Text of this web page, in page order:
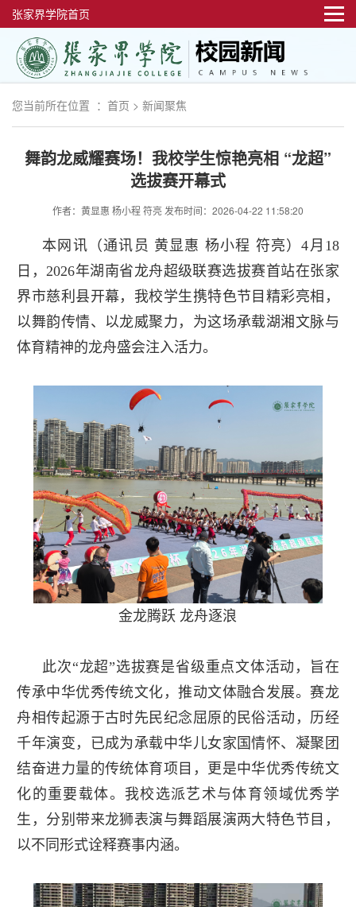
张家界学院首页
您当前所在位置 ： 首页 > 新闻聚焦
舞韵龙威耀赛场！我校学生惊艳亮相 “龙超”
选拔赛开幕式
作者：黄显惠 杨小程 符亮 发布时间：2026-04-22 11:58:20
本网讯（通讯员 黄显惠 杨小程 符亮）4月18
日，2026年湖南省龙舟超级联赛选拔赛首站在张家
界市慈利县开幕，我校学生携特色节目精彩亮相，
以舞韵传情、以龙威聚力，为这场承载湖湘文脉与
体育精神的龙舟盛会注入活力。
金龙腾跃 龙舟逐浪
此次“龙超”选拔赛是省级重点文体活动，旨在
传承中华优秀传统文化，推动文体融合发展。赛龙
舟相传起源于古时先民纪念屈原的民俗活动，历经
千年演变，已成为承载中华儿女家国情怀、凝聚团
结奋进力量的传统体育项目，更是中华优秀传统文
化的重要载体。我校选派艺术与体育领域优秀学
生，分别带来龙狮表演与舞蹈展演两大特色节目，
以不同形式诠释赛事内涵。